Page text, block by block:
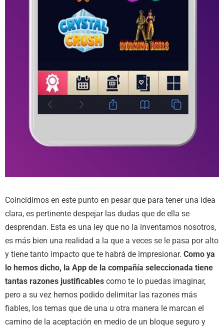
Coincidimos en este punto en pesar que para tener una idea
clara, es pertinente despejar las dudas que de ella se
desprendan. Esta es una ley que no la inventamos nosotros,
es más bien una realidad a la que a veces se le pasa por alto
y tiene tanto impacto que te habrá de impresionar. Como ya
lo hemos dicho, la App de la compañía seleccionada tiene
tantas razones justificables como te lo puedas imaginar,
pero a su vez hemos podido delimitar las razones más
fiables, los temas que de una u otra manera le marcan el
camino de la aceptación en medio de un bloque seguro y